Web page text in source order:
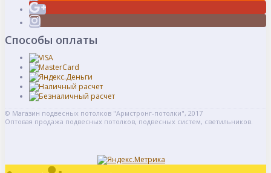
Способы оплаты
© Магазин подвесных потолков "Армстронг-потолки", 2017
Оптовая продажа подвесных потолков, подвесных систем, светильников.